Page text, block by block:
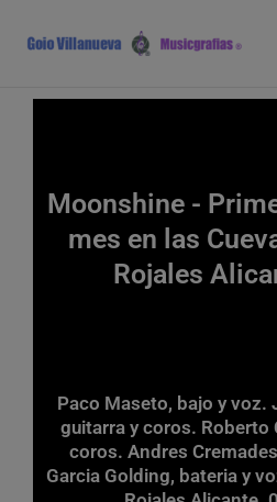
contenido
Moonshine -
mes en las
Rojales
Paco Maseto, bajo y voz.
guitarra y coros. Roberto
coros. Andres
Garcia Golding, bateria y